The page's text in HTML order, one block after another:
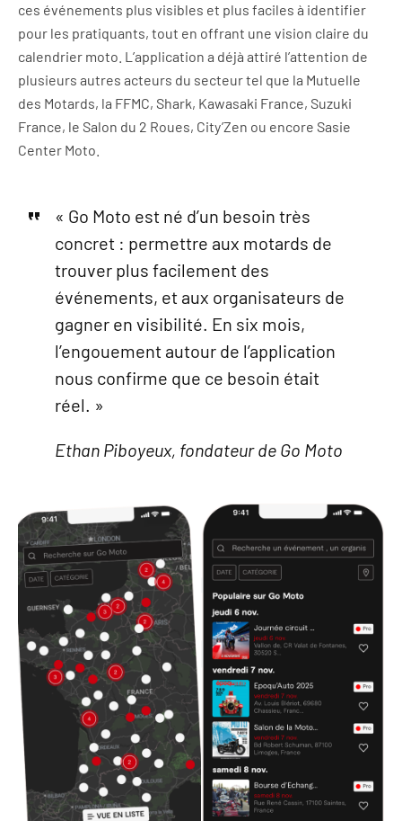
ces événements plus visibles et plus faciles à identifier
pour les pratiquants, tout en offrant une vision claire du
calendrier moto. L’application a déjà attiré l’attention de
plusieurs autres acteurs du secteur tel que la Mutuelle
des Motards, la FFMC, Shark, Kawasaki France, Suzuki
France, le Salon du 2 Roues, City’Zen ou encore Sasie
Center Moto.
« Go Moto est né d’un besoin très
concret : permettre aux motards de
trouver plus facilement des
événements, et aux organisateurs de
gagner en visibilité. En six mois,
l’engouement autour de l’application
nous confirme que ce besoin était
réel. »
Ethan Piboyeux, fondateur de Go Moto